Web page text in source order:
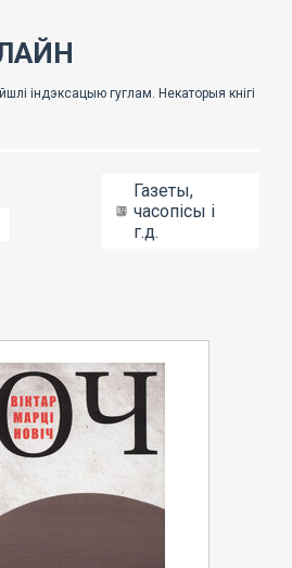
Газеты,
часопісы і
г.д.